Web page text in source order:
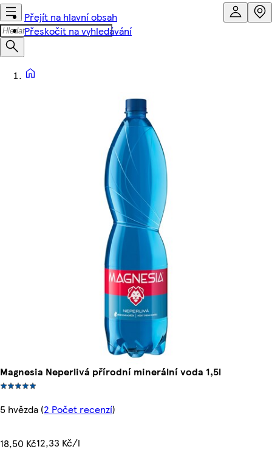
Přejít na hlavní obsah
Přeskočit na vyhledávání
Magnesia Neperlivá přírodní minerální voda 1,5l
5 hvězda (2 Počet recenzí)
18,50 Kč12,33 Kč/l